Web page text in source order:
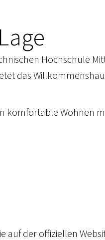
Hochschule
das
komfortable Wohnen
der offiziellen